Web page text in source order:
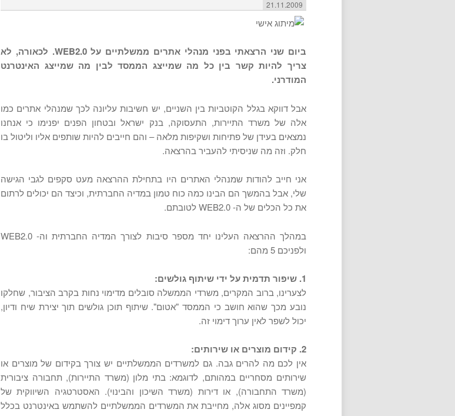
21.11.2009
ביום שני הרצאתי בפני מנהלי אתרים ממשלתיים על WEB2.0. לכאורה, לא
צריך להיות קשר בין כל מה שמייצג הממסד לבין מה שמייצג האינטרנט
המודרני.
אבל דווקא בגלל הקוטביות בין השניים, יש חשיבות עליונה לכך שמנהלי אתרים כמו
אלה של משרד התיירות, התעסוקה, בנק ישראל ובטחון הפנים יפנימו כי אנחנו
נמצאים בעידן של פתיחות ושקיפות מלאה – והם חייבים להיות שותפים אליו וליטול בו
חלק. וזה מה שניסיתי להעביר בהרצאה.
אני חייב להודות שמנהלי האתרים היו בתחילת ההרצאה מעט סקפים לגבי הגישה
שלי, אבל בהמשך הם הבינו כמה כוח טמון במדיה החברתית, וכיצד הם יכולים לרתום
את כל הכלים של ה- WEB2.0 לטובתם.
במהלך ההרצאה העלינו יחד מספר סיבות לצורך המדיה החברתית וה- WEB2.0
ולפניכם 5 מהם:
1. שיפור תדמית על ידי שיתוף גולשים:
לצערינו, ברוב המקרים, משרדי הממשלה סובלים מדימוי נחות בקרב הציבור, שחלקו
נובע מכך שהוא חושב כי הממסד "אטום". שיתוף תוכן גולשים תוך יצירת שיח ודיון,
יכול לשפר לאין ערוך דימוי זה.
2. קידום מוצרים או שירותים:
אין לכם מה להרים גבה. גם למשרדים הממשלתיים יש צורך בקידום של מוצרים או
שירותים מסחריים במהותם, לדוגמא: בתי מלון (משרד התיירות), תחבורה ציבורית
(משרד התחבורה), או דירות (משרד השיכון והבינוי). האסטרטגיה השיווקית של
קמפיינים מסוג אלה, מחייבת את המשרדים הממשלתיים להשתמש באינטרנט בכלל